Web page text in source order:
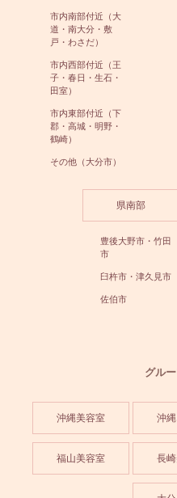
市内南部付近（大
道・南大分・敷
戸・わさだ）
市内西部付近（王
子・春日・生石・
田室）
市内東部付近（下
郡・高城・明野・
鶴崎）
その他（大分市）
県南部
豊後大野市・竹田
市
臼杵市・津久見市
佐伯市
グル
沖縄美容室 沖
福山美容室 長